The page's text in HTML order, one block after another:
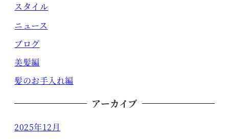
スタイル
ニュース
ブログ
美髪編
髪のお手入れ編
アーカイブ
2025年12月